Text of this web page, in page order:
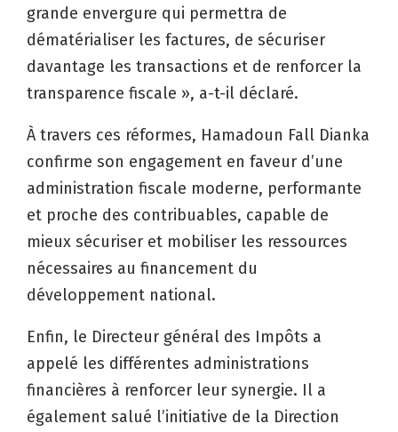
grande envergure qui permettra de
dématérialiser les factures, de sécuriser
davantage les transactions et de renforcer la
transparence fiscale », a-t-il déclaré.
À travers ces réformes, Hamadoun Fall Dianka
confirme son engagement en faveur d’une
administration fiscale moderne, performante
et proche des contribuables, capable de
mieux sécuriser et mobiliser les ressources
nécessaires au financement du
développement national.
Enfin, le Directeur général des Impôts a
appelé les différentes administrations
financières à renforcer leur synergie. Il a
également salué l’initiative de la Direction